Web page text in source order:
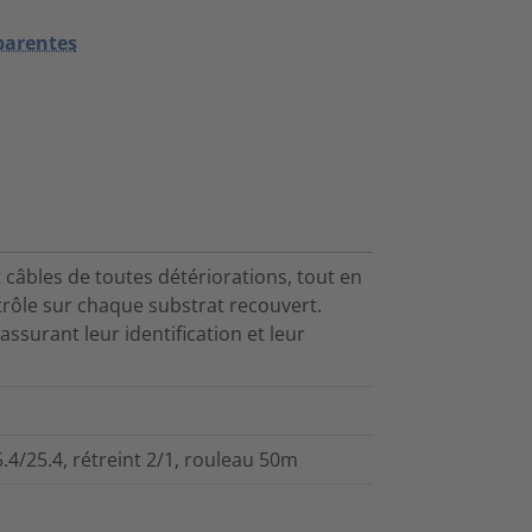
câbles de toutes détériorations, tout en
sur chaque substrat recouvert.
leur identification et leur
25.4, rétreint 2/1, rouleau 50m